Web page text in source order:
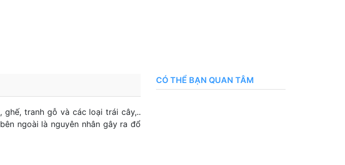
tranh gỗ và các loại trái cây,..
ngoài là nguyên nhân gây ra đổ
CÓ THỂ BẠN QUAN TÂM